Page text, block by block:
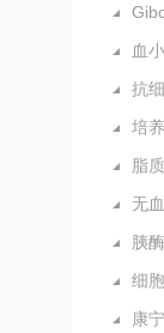
血
抗
培
脂
无
胰酶
细
康